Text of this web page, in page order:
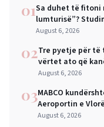
01Sa duhet të fitoni
lumturisë”?
August 6, 2026
02Tre pyetje për
vërtet ato që
August 6, 2026
03MABCO
Aeroportin e
ndërkombëtar
August 6, 2026